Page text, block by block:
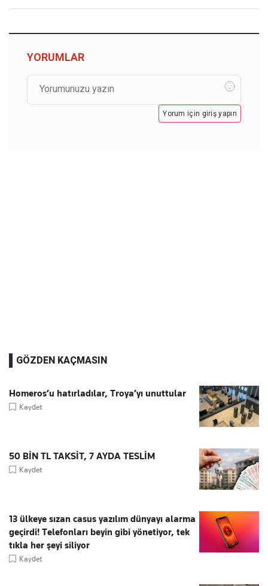
YORUMLAR
Yorum için giriş yapın
GÖZDEN KAÇMASIN
Homeros’u hatırladılar, Troya’yı unuttular
Kaydet
50 BİN TL TAKSİT, 7 AYDA TESLİM
Kaydet
13 ülkeye sızan casus yazılım dünyayı alarma
geçirdi! Telefonları beyin gibi yönetiyor, tek
tıkla her şeyi siliyor
Kaydet